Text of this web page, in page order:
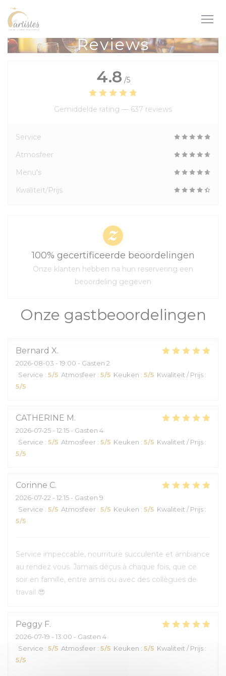
Cookies beheer paneel
Reviews
Onze gastbeoordelingen
Bernard X
2026-08-03 - 19:00 - Gasten 2
Service : 5/5 Atmosfeer : 5/5 Keuken : 5/5 Kwaliteit / Prijs :
5/5
CATHERINE M
2026-07-25 - 12:15 - Gasten 4
Service : 5/5 Atmosfeer : 5/5 Keuken : 5/5 Kwaliteit / Prijs :
5/5
Corinne C
2026-07-22 - 12:15 - Gasten 9
Service : 5/5 Atmosfeer : 5/5 Keuken : 5/5 Kwaliteit / Prijs :
5/5
Service impeccable, nourriture succulente et ambiance
au rendez vous. Jamais déçus à chaque fois, que ce
soir en famille, entre amis ou avec des collègues de
travail 😎
Peggy F
2026-07-19 - 13:00 - Gasten 4
Service : 5/5 Atmosfeer : 5/5 Keuken : 5/5 Kwaliteit / Prijs :
5/5
4.8 /5
Gemiddelde rating — 637 reviews
Service
Atmosfeer
Menu's
Kwaliteit/Prijs
100% gecertificeerde beoordelingen
Onze klanten hebben na hun reservering een
beoordeling gegeven